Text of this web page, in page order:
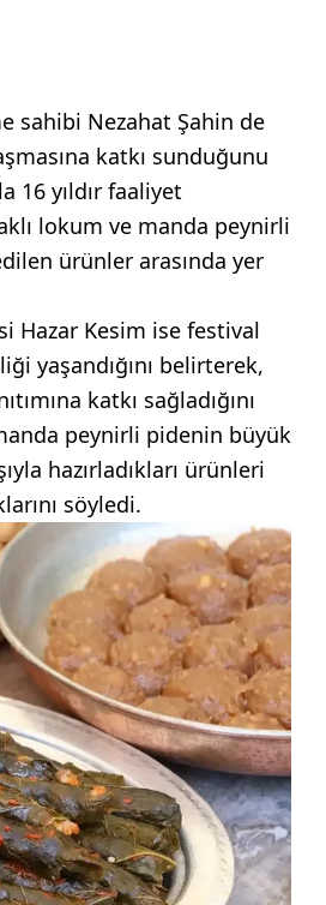
sahibi Nezahat Şahin de
katkı sunduğunu
16 yıldır faaliyet
lokum ve manda peynirli
ürünler arasında yer
Hazar Kesim ise festival
yaşandığını belirterek,
katkı sağladığını
peynirli pidenin büyük
hazırladıkları ürünleri
söyledi.